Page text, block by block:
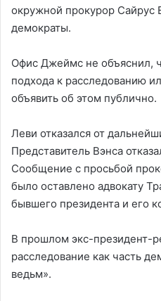
окружной прокурор
демократы.
Офис Джеймс не объяснил,
подхода к расследованию
объявить об этом публично.
Леви отказался от
Представитель Вэнса
Сообщение с просьбой
было оставлено адвокату
бывшего президента и его
В прошлом экс-президент-
расследование как часть
ведьм».